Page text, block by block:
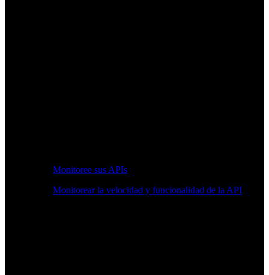
Monitoree sus APIs
Monitorear la velocidad y funcionalidad de la API